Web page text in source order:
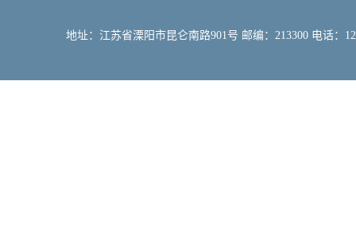
地址：江苏省溧阳市昆仑南路901号 邮编：213300 电话：